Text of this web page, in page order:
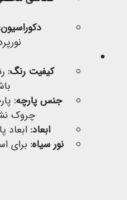
کیفیت رنگ:
جنس پارچه:
چروک
ابعاد: ابعاد
نور سیاه: برای